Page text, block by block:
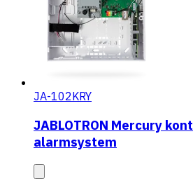
JA-102KRY
JABLOTRON Mercury
alarmsystem